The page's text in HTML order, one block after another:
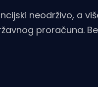
neodrživo, a
proračuna.